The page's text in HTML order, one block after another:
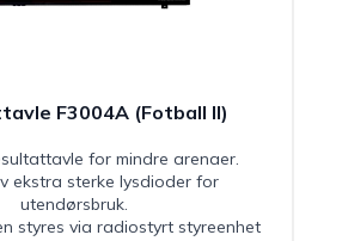
F3004A (Fotball II)
for mindre arenaer.
ekstra sterke lysdioder for
utendørsbruk.
styres via radiostyrt styreenhet